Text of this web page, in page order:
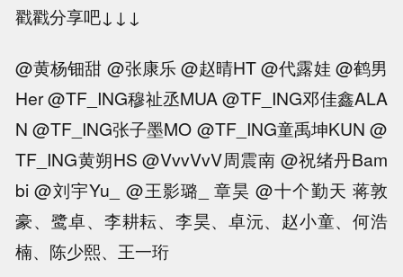
戳戳分享吧↓↓↓
@黄杨钿甜 @张康乐 @赵晴HT @代露娃 @鹤男
Her @TF_ING穆祉丞MUA @TF_ING邓佳鑫ALA
N @TF_ING张子墨MO @TF_ING童禹坤KUN @
TF_ING黄朔HS @VvvVvV周震南 @祝绪丹Bam
bi @刘宇Yu_ @王影璐_ 章昊 @十个勤天 蒋敦
豪、鹭卓、李耕耘、李昊、卓沅、赵小童、何浩
楠、陈少熙、王一珩